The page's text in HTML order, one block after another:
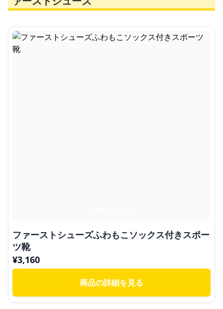
ファーストシューズふわもこソックス付きスポー
ツ靴
¥3,160
商品の詳細を見る